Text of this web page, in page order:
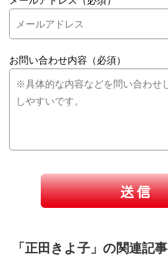
お問い合わせ内容（必須）
「正田きよ子」の関連記事